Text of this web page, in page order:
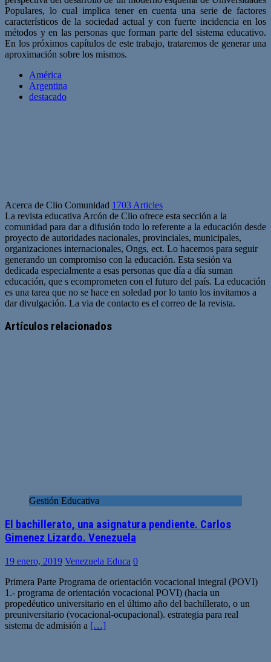
Populares, lo cual implica tener en cuenta una serie de factores
característicos de la sociedad actual y con fuerte incidencia en los
métodos y en las personas que forman parte del sistema educativo.
En los próximos capítulos de este trabajo, trataremos de generar una
aproximación sobre los mismos.
América
Argentina
destacado
Acerca de Clio Comunidad 1703 Articles
La revista educativa Arcón de Clio ofrece esta sección a la
comunidad para dar a difusión todo lo referente a la educación desde
proyecto de autoridades nacionales, provinciales, municipales,
organizaciones internacionales, Ongs, ect. Lo hacemos para seguir
generando un compromiso con la educación. Esta sesión va
dedicada especialmente a esas personas que día a día suman
educación, que s ecomprometen con el futuro del país. La educación
es una tarea que no se hace en soledad por lo tanto los invitamos a
dar divulgación. La via de contacto es el correo de la revista.
web
Artículos relacionados
Gestión Educativa
El bachillerato, una asignatura pendiente. Carlos
Gimenez Lizardo. Venezuela
19 enero, 2019 Venezuela Educa 0
Primera Parte Programa de orientación vocacional integral (POVI)
1.- programa de orientación vocacional POVI) (hacia un
propedéutico universitario en el último año del bachillerato, o un
preuniversitario (vocacional-ocupacional). estrategia para real
sistema de admisión a […]